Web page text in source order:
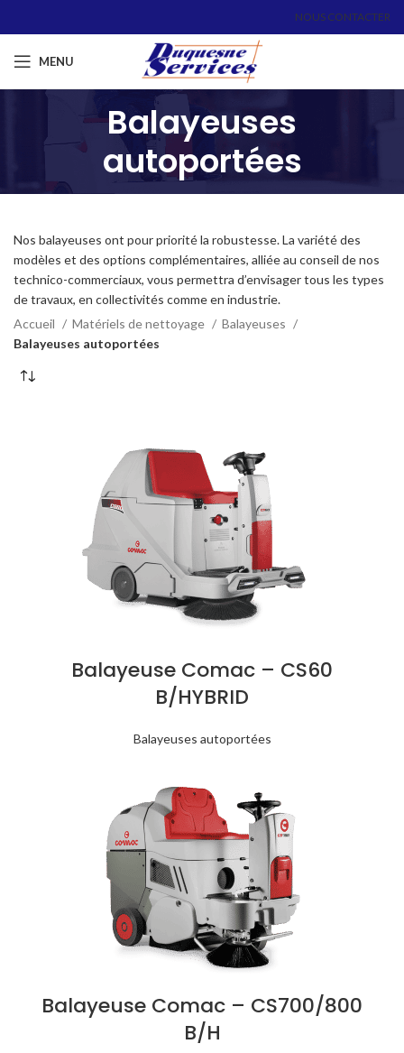
NOUS CONTACTER
MENU
Balayeuses
autoportées
Nos balayeuses ont pour priorité la robustesse. La variété des
modèles et des options complémentaires, alliée au conseil de nos
technico-commerciaux, vous permettra d’envisager tous les types
de travaux, en collectivités comme en industrie.
Accueil
Matériels de nettoyage
Balayeuses
Balayeuses autoportées
Balayeuse Comac – CS60
B/HYBRID
Balayeuses autoportées
Balayeuse Comac – CS700/800
B/H